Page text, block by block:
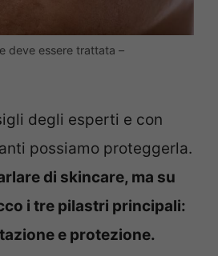
deve essere trattata –
degli esperti e con
possiamo proteggerla.
di skincare, ma su
i tre pilastri principali:
e protezione.